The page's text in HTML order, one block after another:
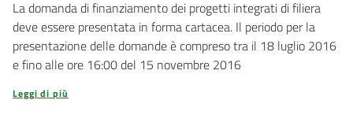
La domanda di finanziamento dei progetti integrati di filiera
deve essere presentata in forma cartacea. Il periodo per la
presentazione delle domande è compreso tra il 18 luglio 2016
e fino alle ore 16:00 del 15 novembre 2016
Leggi di più